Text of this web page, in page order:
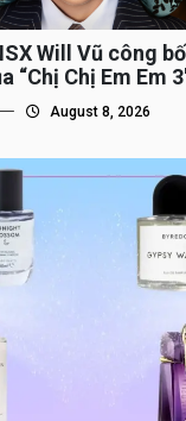
Will Vũ công
“Chị Chị Em Em
August 8, 2026